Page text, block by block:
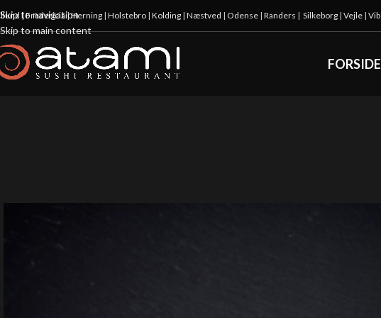
Skip to navigation
Skip to main content
|Fredericia|Herning | Holstebro | Kolding | Næstved | Odense | Randers | Silkeborg | Vejle |
FORSIDE